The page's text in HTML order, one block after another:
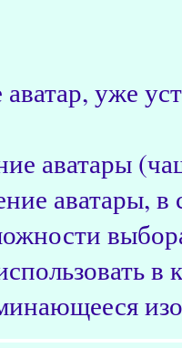
аватар, уже
аватары
аватары,